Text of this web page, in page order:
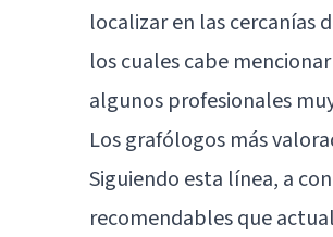
localizar en las cercanías
los cuales cabe
algunos profesionales
Los grafólogos más
Siguiendo esta línea, a
recomendables que